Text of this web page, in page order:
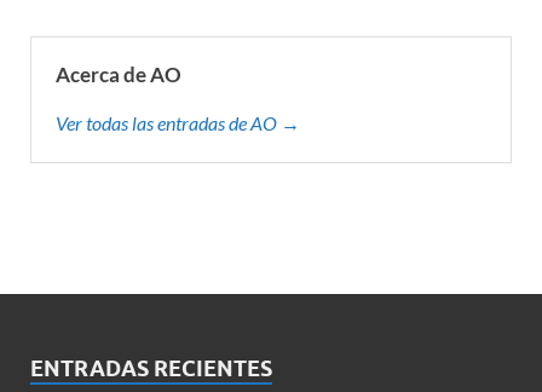
Acerca de AO
Ver todas las entradas de AO →
ENTRADAS RECIENTES